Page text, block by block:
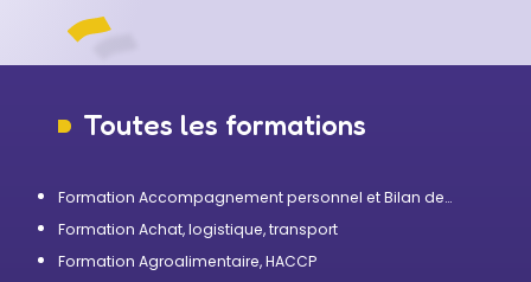
Toutes les formations
Formation Accompagnement personnel et Bilan de
Formation Achat, logistique, transport
Formation Agroalimentaire, HACCP